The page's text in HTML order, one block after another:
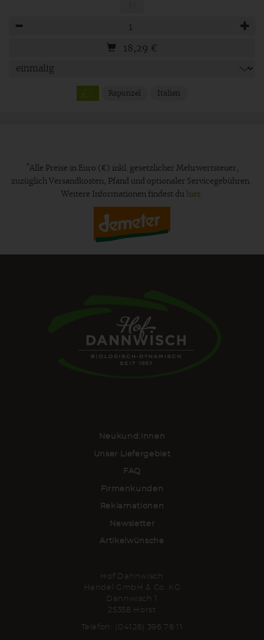
18,29 €
Rapunzel Italien
* Alle Preise in Euro (€) inkl. gesetzlicher Mehrwertsteuer,
zuzüglich Versandkosten, Pfand und optionaler Servicegebühren.
Weitere Informationen findest du hier
Neukund:innen
Unser Liefergebiet
FAQ
Firmenkunden
Reklamationen
Newsletter
Artikelwünsche
Hof Dannwisch
Handel GmbH & Co. KG
Dannwisch 1
25358 Horst
Telefon: (04126) 396 76 11